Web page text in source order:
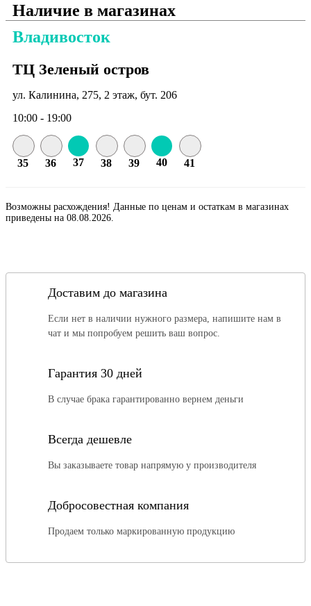
Наличие в магазинах
Владивосток
ТЦ Зеленый остров
ул. Калинина, 275, 2 этаж, бут. 206
10:00 - 19:00
35 36 37 38 39 40 41
Возможны расхождения! Данные по ценам и остаткам в магазинах
приведены на 08.08.2026.
Доставим до магазина
Если нет в наличии нужного размера, напишите нам в
чат и мы попробуем решить ваш вопрос.
Гарантия 30 дней
В случае брака гарантированно вернем деньги
Всегда дешевле
Вы заказываете товар напрямую у производителя
Добросовестная компания
Продаем только маркированную продукцию